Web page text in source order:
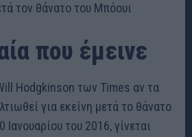
τον θάνατο του Μπόουι
που έμεινε
Hodgkinson των Times αν τα
για εκείνη μετά το θάνατο
του 2016, γίνεται